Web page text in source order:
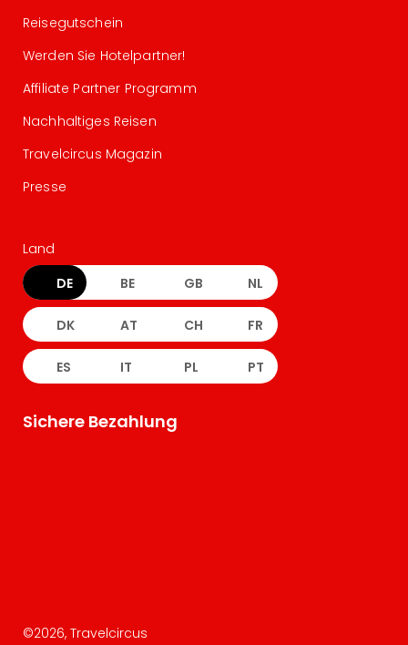
Reisegutschein
Werden Sie Hotelpartner!
Affiliate Partner Programm
Nachhaltiges Reisen
Travelcircus Magazin
Presse
Land
DE BE GB NL
DK AT CH FR
ES IT PL PT
Sichere Bezahlung
©2026, Travelcircus